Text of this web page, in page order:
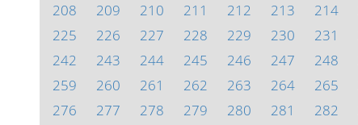
208
209 210 211 212 213 214
225
226 227 228 229 230 231
242
243 244 245 246 247 248
259
260 261 262 263 264 265
276
277 278 279 280 281 282